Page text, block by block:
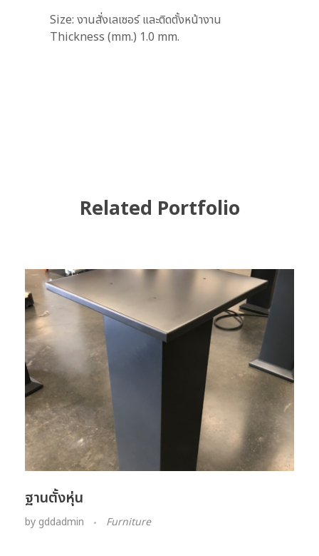
Size: งานสั่งเลเซอร์ และติดตั้งหน้างาน
Thickness (mm.) 1.0 mm.
Related Portfolio
ฐานตั้งหุ่น
by gddadmin Furniture